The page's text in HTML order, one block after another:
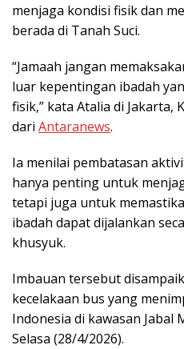
menjaga kondisi fisik dan
berada di Tanah Suci.
“Jamaah jangan
luar kepentingan ibadah
fisik,” kata Atalia di Jakarta,
dari Antaranews.
Ia menilai pembatasan
hanya penting untuk
tetapi juga untuk
ibadah dapat dijalankan
khusyuk.
Imbauan tersebut
kecelakaan bus yang
Indonesia di kawasan Jabal
Selasa (28/4/2026).